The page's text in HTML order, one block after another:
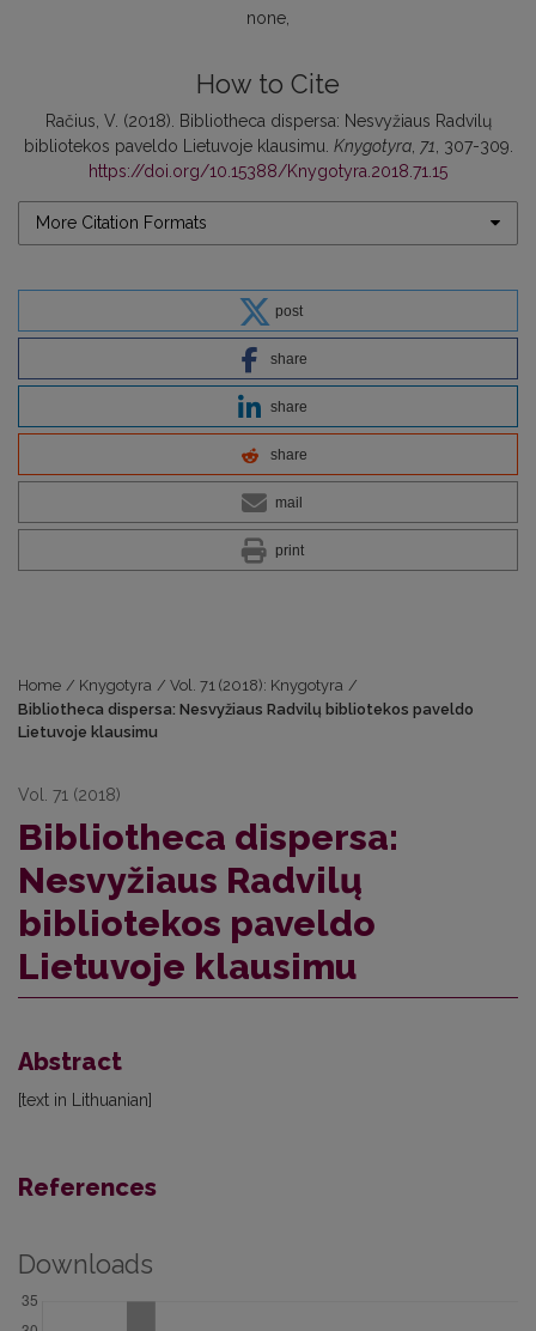
none
How to Cite
Račius, V. (2018). Bibliotheca dispersa: Nesvyžiaus Radvilų
bibliotekos paveldo Lietuvoje klausimu. Knygotyra, 71 , 307-309.
https://doi.org/10.15388/Knygotyra.2018.71.15
More Citation Formats
post
share
share
share
mail
print
Home / Knygotyra / Vol. 71 (2018): Knygotyra /
Bibliotheca dispersa: Nesvyžiaus Radvilų bibliotekos paveldo
Lietuvoje klausimu
Vol. 71 (2018)
Bibliotheca dispersa:
Nesvyžiaus Radvilų
bibliotekos paveldo
Lietuvoje klausimu
Abstract
[text in Lithuanian]
References
Downloads